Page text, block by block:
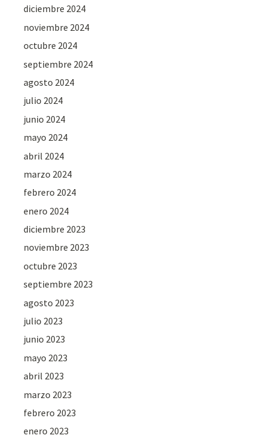
diciembre 2024
noviembre 2024
octubre 2024
septiembre 2024
agosto 2024
julio 2024
junio 2024
mayo 2024
abril 2024
marzo 2024
febrero 2024
enero 2024
diciembre 2023
noviembre 2023
octubre 2023
septiembre 2023
agosto 2023
julio 2023
junio 2023
mayo 2023
abril 2023
marzo 2023
febrero 2023
enero 2023